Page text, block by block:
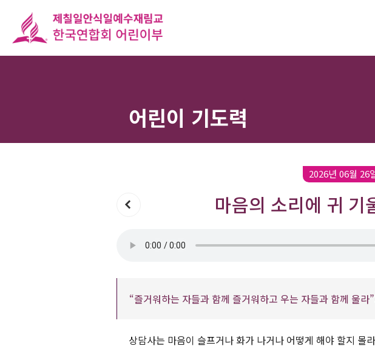
어린이 기도력
2026년 06월 26
마음의 소리에 귀 기
“즐거워하는 자들과 함께 즐거워하고 우는 자들과 함께 울라
상담사는 마음이 슬프거나 화가 나거나 어떻게 해야 할지 몰